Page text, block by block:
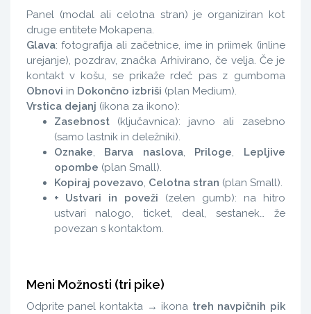
Panel (modal ali celotna stran) je organiziran kot
druge entitete Mokapena.
Glava: fotografija ali začetnice, ime in priimek (inline
urejanje), pozdrav, značka Arhivirano, če velja. Če je
kontakt v košu, se prikaže rdeč pas z gumboma
Obnovi in Dokončno izbriši (plan Medium).
Vrstica dejanj (ikona za ikono):
Zasebnost(ključavnica): javno ali zasebno
(samo lastnik in deležniki).
Oznake
Barva naslova, Priloge
Lepljive
opombe (plan Small).
Kopiraj povezavo Celotna stran (plan Small).
+ Ustvari in poveži (zelen gumb): na hitro
ustvari nalogo, ticket, deal, sestanek… že
povezan s kontaktom.
Meni Možnosti (tri pike)
Odprite panel kontakta → ikona treh navpičnih pik